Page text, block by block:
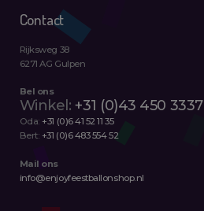
Contact
Rijksweg 38
6271 AG Gulpen
Bel ons
Winkel: +31 (0)43 450 3337
Oda: +31 (0)6 41 52 11 35
Bert: +31 (0)6 483 554 52
Mail ons
info@enjoyfeestballonshop.nl